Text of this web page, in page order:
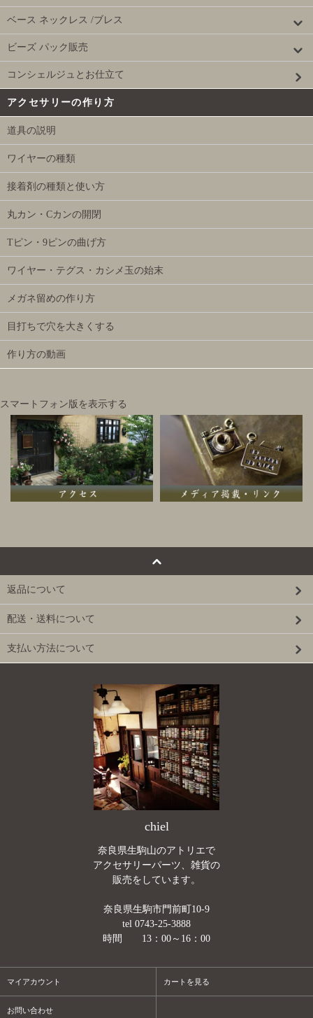
ベース ネックレス /ブレス
ビーズ パック販売
コンシェルジュとお仕立て
アクセサリーの作り方
道具の説明
ワイヤーの種類
接着剤の種類と使い方
丸カン・Cカンの開閉
Tピン・9ピンの曲げ方
ワイヤー・テグス・カシメ玉の始末
メガネ留めの作り方
目打ちで穴を大きくする
作り方の動画
スマートフォン版を表示する
返品について
配送・送料について
支払い方法について
chiel
奈良県生駒山のアトリエで
アクセサリーパーツ、雑貨の
販売をしています。
奈良県生駒市門前町10-9
tel 0743-25-3888
時間 13：00～16：00
マイアカウント カートを見る
お問い合わせ